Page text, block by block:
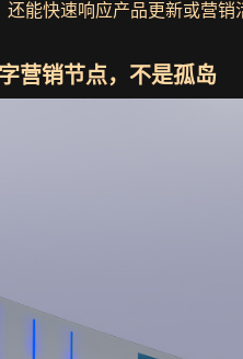
能快速响应产品更新或营
营销节点，不是孤岛